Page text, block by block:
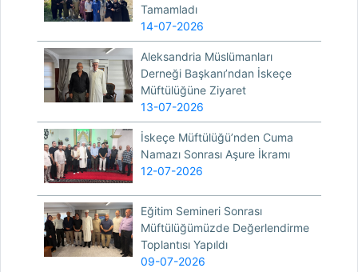
Tamamladı
14-07-2026
Aleksandria Müslümanları
Derneği Başkanı’ndan İskeçe
Müftülüğüne Ziyaret
13-07-2026
İskeçe Müftülüğü’nden Cuma
Namazı Sonrası Aşure İkramı
12-07-2026
Eğitim Semineri Sonrası
Müftülüğümüzde Değerlendirme
Toplantısı Yapıldı
09-07-2026